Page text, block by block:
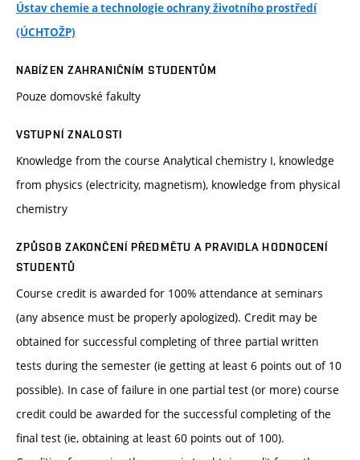
Ústav chemie a technologie ochrany životního prostředí
(ÚCHTOŽP)
NABÍZEN ZAHRANIČNÍM STUDENTŮM
Pouze domovské fakulty
VSTUPNÍ ZNALOSTI
Knowledge from the course Analytical chemistry I, knowledge
from physics (electricity, magnetism), knowledge from physical
chemistry
ZPŮSOB ZAKONČENÍ PŘEDMĚTU A PRAVIDLA HODNOCENÍ
STUDENTŮ
Course credit is awarded for 100% attendance at seminars
(any absence must be properly apologized). Credit may be
obtained for successful completing of three partial written
tests during the semester (ie getting at least 6 points out of 10
possible). In case of failure in one partial test (or more) course
credit could be awarded for the successful completing of the
final test (ie, obtaining at least 60 points out of 100).